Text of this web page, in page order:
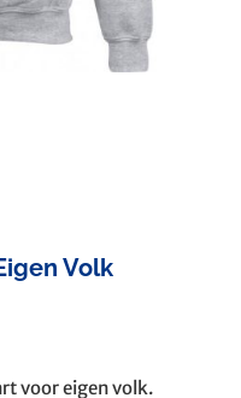
Volk
voor eigen volk.